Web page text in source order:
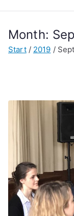
Month:
Start 2019